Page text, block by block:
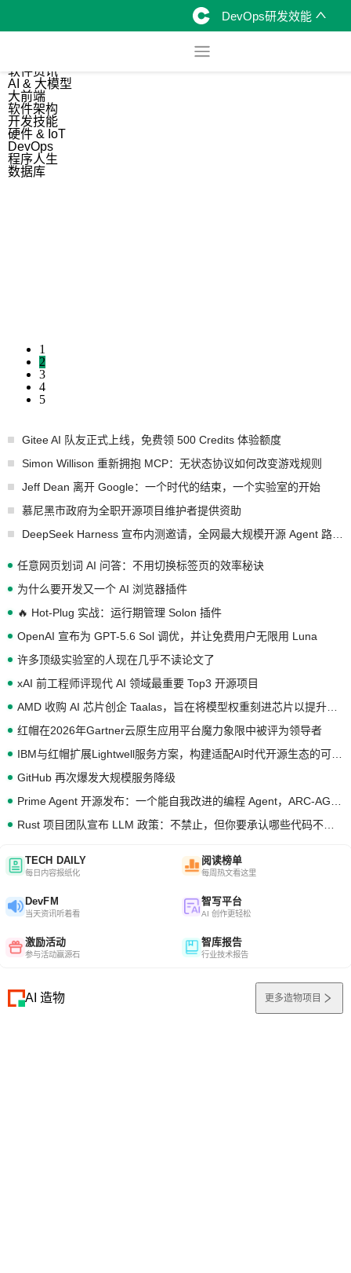
DevOps研发效能
软件资讯
AI & 大模型
大前端
软件架构
开发技能
硬件 & IoT
DevOps
程序人生
数据库
1
2
3
4
5
Gitee AI 队友正式上线，免费领 500 Credits 体验额度
Simon Willison 重新拥抱 MCP：无状态协议如何改变游戏规则
Jeff Dean 离开 Google：一个时代的结束，一个实验室的开始
慕尼黑市政府为全职开源项目维护者提供资助
任意网页划词 AI 问答：不用切换标签页的效率秘诀
为什么要开发又一个 AI 浏览器插件
🔥 Hot-Plug 实战：运行期管理 Solon 插件
OpenAI 宣布为 GPT-5.6 Sol 调优，并让免费用户无限用 Luna
许多顶级实验室的人现在几乎不读论文了
xAI 前工程师评现代 AI 领域最重要 Top3 开源项目
红帽在2026年Gartner云原生应用平台魔力象限中被评为领导者
GitHub 再次爆发大规模服务降级
TECH DAILY
每日内容报纸化
阅读榜单
每周热文看这里
DevFM
当天资讯听着看
智写平台
AI 创作更轻松
激励活动
参与活动赢源石
智库报告
行业技术报告
AI 造物 更多造物项目